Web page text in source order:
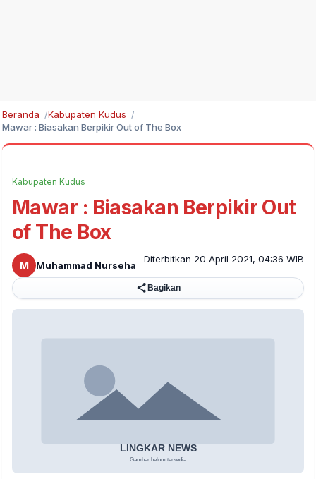
Beranda
Kabupaten Kudus
Mawar : Biasakan Berpikir Out of The Box
Kabupaten Kudus
Mawar : Biasakan Berpikir Out
of The Box
M Muhammad Nurseha
Diterbitkan 20 April 2021, 04:36 WIB
Bagikan